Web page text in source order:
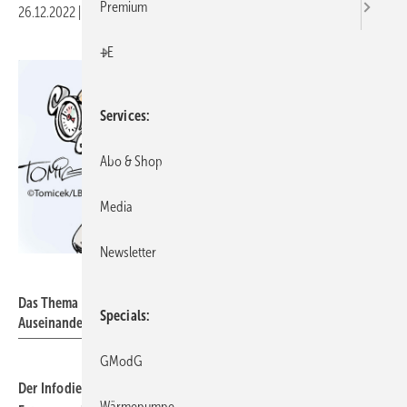
26.12.2022 Druckvorschau
Das Thema Heizung war schon häufig ein Gegenstand gerichtlicher
Auseinandersetzungen.
Der Infodienst Recht und Steuern der LBS fasst in einer
Premium
+E
Services
Abo & Shop
Media
Newsletter
Specials
GModG